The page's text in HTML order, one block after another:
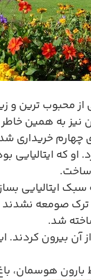
از محبوب ترین
آن نیز به
چهارم خریداری
که ایتالیایی
ساخت.
ایتالیایی
ترک صومعه
شد.
بیرون کردند.
هوسمان،